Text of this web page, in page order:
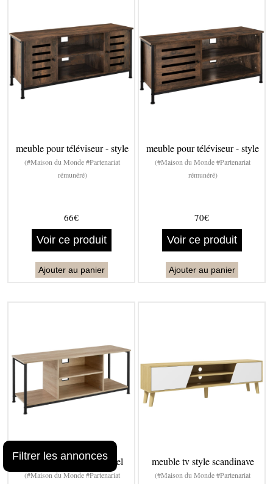
meuble pour téléviseur - style
(#Maison du Monde #Partenariat
rémunéré)
66€
Voir ce produit
Ajouter au panier
meuble pour téléviseur - style
(#Maison du Monde #Partenariat
rémunéré)
70€
Voir ce produit
Ajouter au panier
meuble TV style industriel
(#Maison du Monde #Partenariat
meuble tv style scandinave
(#Maison du Monde #Partenariat
Filtrer les annonces